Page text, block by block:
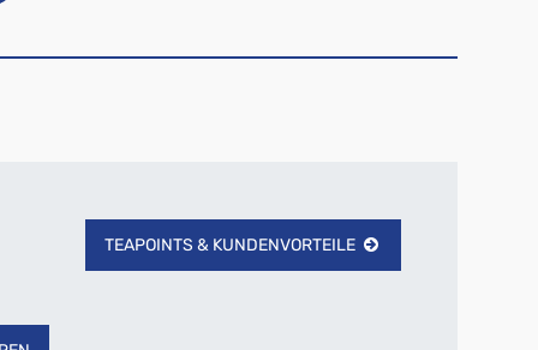
TEAPOINTS & KUNDENVORTEILE